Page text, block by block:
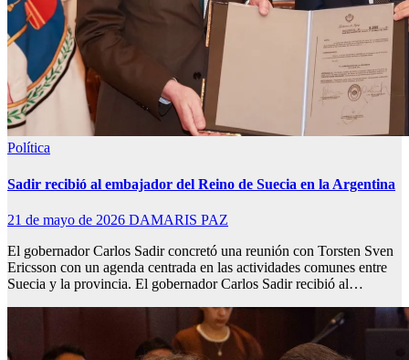
Política
Sadir recibió al embajador del Reino de Suecia en la Argentina
21 de mayo de 2026 DAMARIS PAZ
El gobernador Carlos Sadir concretó una reunión con Torsten Sven
Ericsson con un agenda centrada en las actividades comunes entre
Suecia y la provincia. El gobernador Carlos Sadir recibió al…